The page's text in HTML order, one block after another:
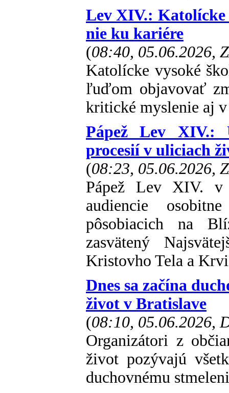
Lev XIV.: Katolícke
nie ku kariére
(08:40, 05.06.2026,
Katolícke vysoké
ľuďom objavovať
kritické myslenie aj
Pápež Lev XIV.:
procesií v uliciach
(08:23, 05.06.2026,
Pápež Lev XIV. v
audiencie
pôsobiacich na
zasvätený
Kristovho Tela a
Dnes sa začína
život v Bratislave
(08:10, 05.06.2026,
Organizátori z
život pozývajú
duchovnému